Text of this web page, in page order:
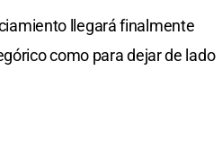
llegará finalmente
como para dejar de lado